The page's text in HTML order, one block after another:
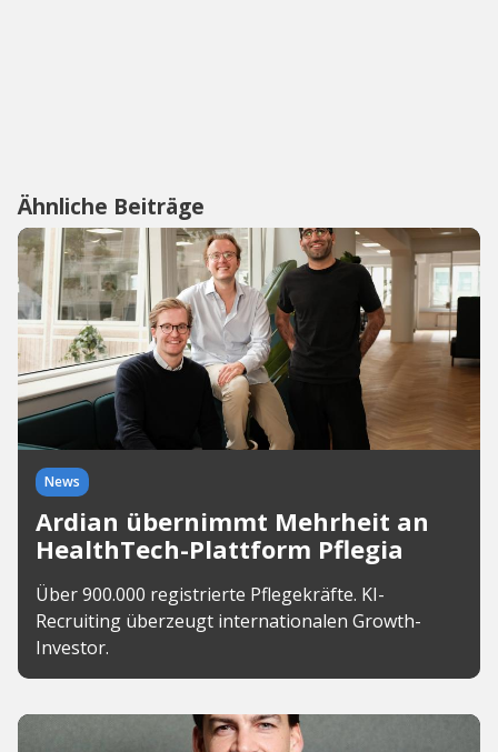
Ähnliche Beiträge
News
Ardian übernimmt Mehrheit an
HealthTech-Plattform Pflegia
Über 900.000 registrierte Pflegekräfte. KI-
Recruiting überzeugt internationalen Growth-
Investor.